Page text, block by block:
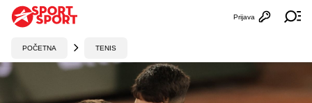
Otvori
Prijava
POČETNA TENIS